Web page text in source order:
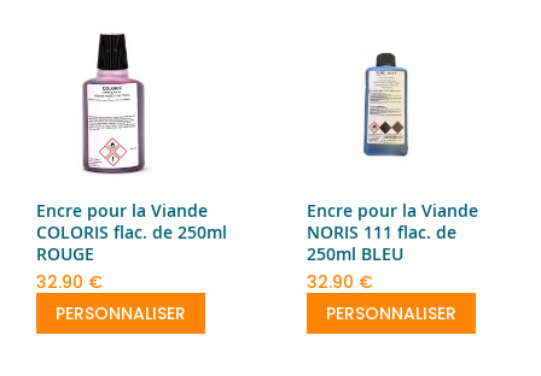
Encre pour la Viande
COLORIS flac. de 250ml
ROUGE
32.90 €
PERSONNALISER
Encre pour la Viande
NORIS 111 flac. de
250ml BLEU
32.90 €
PERSONNALISER